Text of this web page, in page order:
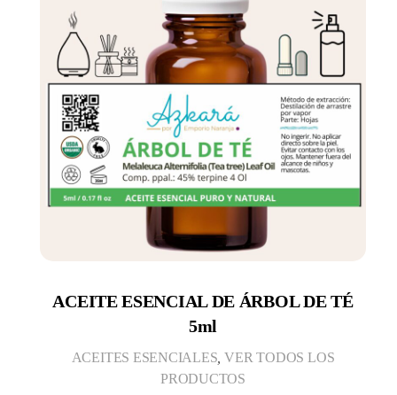
ACEITE ESENCIAL DE ÁRBOL DE TÉ
5ml
ACEITES ESENCIALES ,VER TODOS LOS
PRODUCTOS